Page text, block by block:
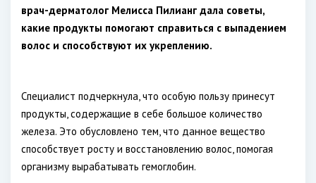
врач-дерматолог Мелисса Пилианг дала советы,
какие продукты помогают справиться с выпадением
волос и способствуют их укреплению.
Специалист подчеркнула, что особую пользу принесут
продукты, содержащие в себе большое количество
железа. Это обусловлено тем, что данное вещество
способствует росту и восстановлению волос, помогая
организму вырабатывать гемоглобин.